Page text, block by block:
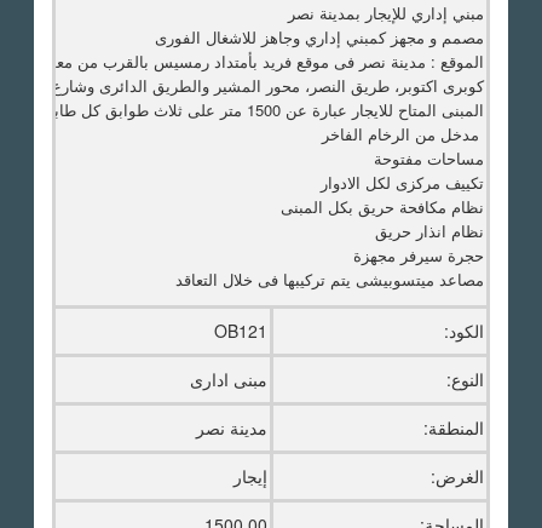
مبني إداري للإيجار بمدينة نصر
مصمم و مجهز كمبني إداري وجاهز للاشغال الفورى
الموقع : مدينة نصر فى موقع فريد بأمتداد رمسيس بالقرب من معظم
كوبرى اكتوبر، طريق النصر، محور المشير والطريق الدائرى وشارع
المبنى المتاح للايجار عبارة عن 1500 متر على ثلاث طوابق كل طابق 500 متركاملة التشطيبات
مدخل من الرخام الفاخر
مساحات مفتوحة
تكييف مركزى لكل الادوار
نظام مكافحة حريق بكل المبنى
نظام انذار حريق
حجرة سيرفر مجهزة
مصاعد ميتسوبيشى يتم تركيبها فى خلال التعاقد
الكود:
OB121
النوع:
مبنى ادارى
المنطقة:
مدينة نصر
الغرض:
إيجار